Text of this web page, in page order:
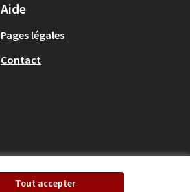
Tout accepter
Aide
Pages légales
Contact